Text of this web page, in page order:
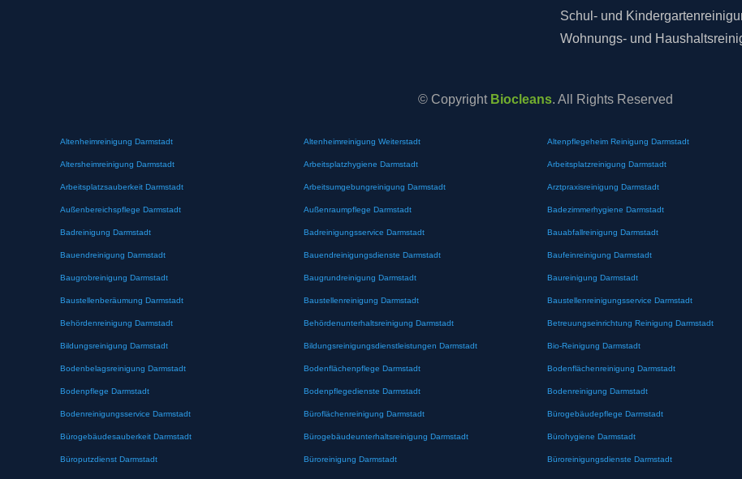
Schul- und
Wohnungs- und
© Copyright Biocleans. All Rights Reserved
Altenheimreinigung Darmstadt Altenheimreinigung Weiterstadt Altenpflegeheim Reinigung Darmstadt
Altersheimreinigung Darmstadt Arbeitsplatzhygiene Darmstadt Arbeitsplatzreinigung Darmstadt
Arbeitsplatzsauberkeit Darmstadt Arbeitsumgebungreinigung Darmstadt Arztpraxisreinigung Darmstadt
Außenbereichspflege Darmstadt Außenraumpflege Darmstadt Badezimmerhygiene Darmstadt
Badreinigung Darmstadt Badreinigungsservice Darmstadt Bauabfallreinigung Darmstadt
Bauendreinigung Darmstadt Bauendreinigungsdienste Darmstadt Baufeinreinigung Darmstadt
Baugrobreinigung Darmstadt Baugrundreinigung Darmstadt Baureinigung Darmstadt
Baustellenberäumung Darmstadt Baustellenreinigung Darmstadt Baustellenreinigungsservice Darmstadt
Behördenreinigung Darmstadt Behördenunterhaltsreinigung Darmstadt Betreuungseinrichtung Reinigung Darmstadt
Bildungsreinigung Darmstadt Bildungsreinigungsdienstleistungen Darmstadt Bio-Reinigung Darmstadt
Bodenbelagsreinigung Darmstadt Bodenflächenpflege Darmstadt Bodenflächenreinigung Darmstadt
Bodenpflege Darmstadt Bodenpflegedienste Darmstadt Bodenreinigung Darmstadt
Bodenreinigungsservice Darmstadt Büroflächenreinigung Darmstadt Bürogebäudepflege Darmstadt
Bürogebäudesauberkeit Darmstadt Bürogebäudeunterhaltsreinigung Darmstadt Bürohygiene Darmstadt
Büroputzdienst Darmstadt Büroreinigung Darmstadt Büroreinigungsdienste Darmstadt